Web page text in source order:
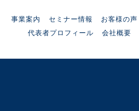
事業案内 セミナー情報 お客様の声
代表者プロフィール
会社概要